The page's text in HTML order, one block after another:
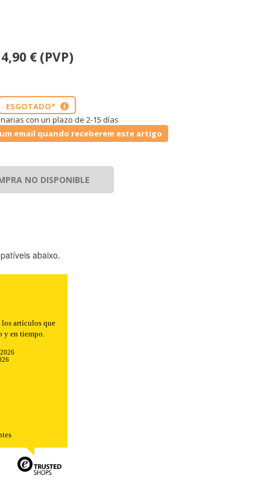
4,90 € (PVP)
ESGOTADO* i
con un plazo de 2-15 días
email quando receberem este artigo
NO DISPONIBLE
abaixo.
el envío.
Puede configurar su